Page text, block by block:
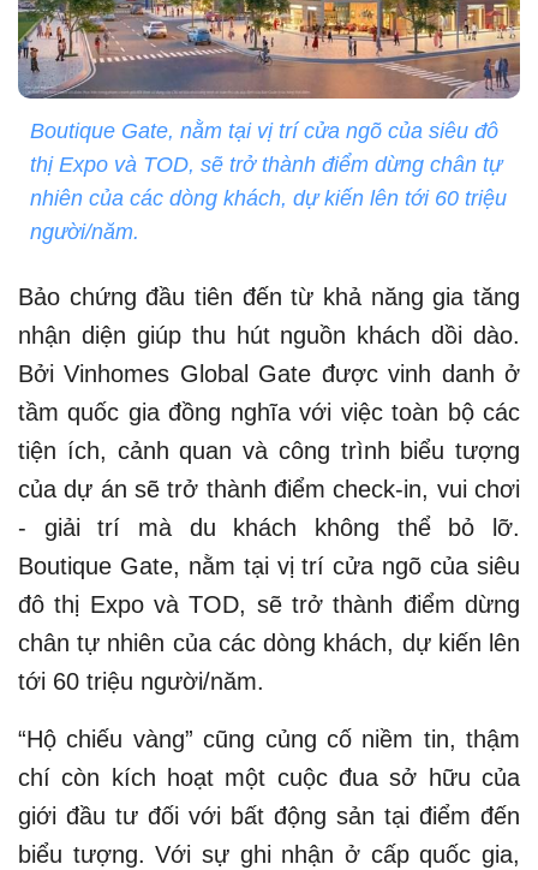
Boutique Gate, nằm tại vị trí cửa ngõ của siêu đô
thị Expo và TOD, sẽ trở thành điểm dừng chân tự
nhiên của các dòng khách, dự kiến lên tới 60 triệu
người/năm.
Bảo chứng đầu tiên đến từ khả năng gia tăng
nhận diện giúp thu hút nguồn khách dồi dào.
Bởi Vinhomes Global Gate được vinh danh ở
tầm quốc gia đồng nghĩa với việc toàn bộ các
tiện ích, cảnh quan và công trình biểu tượng
của dự án sẽ trở thành điểm check-in, vui chơi
- giải trí mà du khách không thể bỏ lỡ.
Boutique Gate, nằm tại vị trí cửa ngõ của siêu
đô thị Expo và TOD, sẽ trở thành điểm dừng
chân tự nhiên của các dòng khách, dự kiến lên
tới 60 triệu người/năm.
“Hộ chiếu vàng” cũng củng cố niềm tin, thậm
chí còn kích hoạt một cuộc đua sở hữu của
giới đầu tư đối với bất động sản tại điểm đến
biểu tượng. Với sự ghi nhận ở cấp quốc gia,